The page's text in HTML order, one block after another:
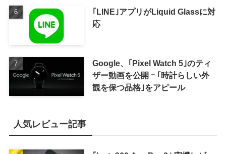
｢LINE｣アプリがLiquid Glassに対
応
Google、｢Pixel Watch 5｣のティ
ザー動画を公開 ｰ ｢時計らしい外
観を保つ品格｣をアピール
人気レビュー記事